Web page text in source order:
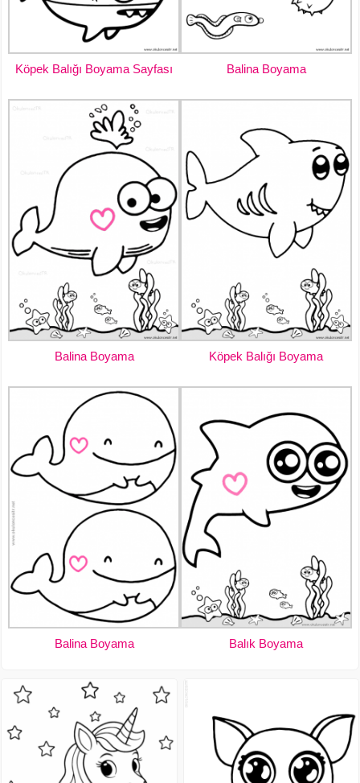
Köpek Balığı Boyama Sayfası Balina Boyama
Balina Boyama Köpek Balığı Boyama
Balina Boyama Balık Boyama